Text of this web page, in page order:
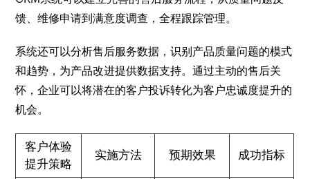
馈、维修申请到满意度调查，全程跟踪管理。
系统还可以分析售后服务数据，识别产品质量问题的模式
和趋势，为产品改进提供数据支持。通过主动的售后关
怀，企业可以将潜在的客户投诉转化为客户忠诚度提升的
机会。
客户体验
提升策略
实施方法 预期效果 成功指标